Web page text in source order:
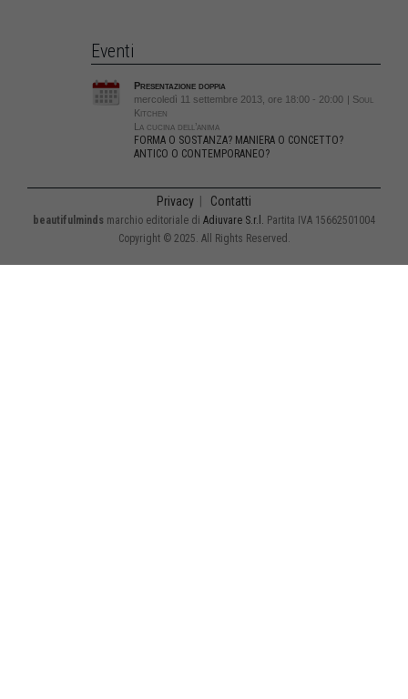
Eventi
Presentazione doppia
mercoledì 11 settembre 2013, ore 18:00 - 20:00 | Soul
Kitchen
La cucina dell’anima
FORMA O SOSTANZA? MANIERA O CONCETTO?
ANTICO O CONTEMPORANEO?
Privacy Contatti
beautifulminds marchio editoriale di Adiuvare S.r.l. Partita IVA 15662501004
Copyright © 2025. All Rights Reserved.